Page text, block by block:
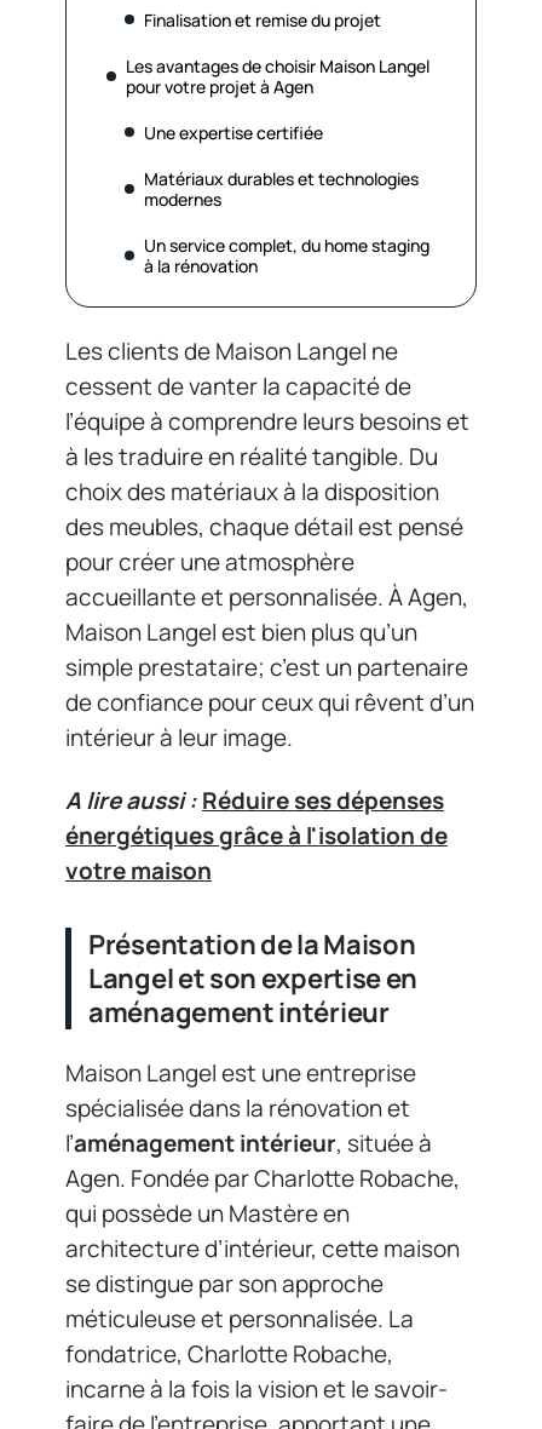
Finalisation et remise du projet
Les avantages de choisir Maison Langel
pour votre projet à Agen
Une expertise certifiée
Matériaux durables et technologies
modernes
Un service complet, du home staging
à la rénovation
Les clients de Maison Langel ne
cessent de vanter la capacité de
l’équipe à comprendre leurs besoins et
à les traduire en réalité tangible. Du
choix des matériaux à la disposition
des meubles, chaque détail est pensé
pour créer une atmosphère
accueillante et personnalisée. À Agen,
Maison Langel est bien plus qu’un
simple prestataire; c’est un partenaire
de confiance pour ceux qui rêvent d’un
intérieur à leur image.
A lire aussi :Réduire ses dépenses
énergétiques grâce à l'isolation de
votre maison
Présentation de la Maison
Langel et son expertise en
aménagement intérieur
Maison Langel est une entreprise
spécialisée dans la rénovation et
l’aménagement intérieur, située à
Agen. Fondée par Charlotte Robache,
qui possède un Mastère en
architecture d’intérieur, cette maison
se distingue par son approche
méticuleuse et personnalisée. La
fondatrice, Charlotte Robache,
incarne à la fois la vision et le savoir-